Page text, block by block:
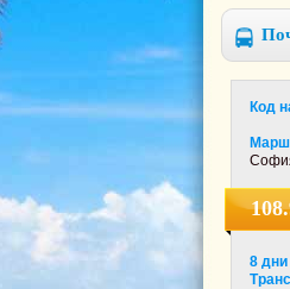
Код
8